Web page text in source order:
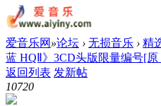
爱音乐网 »论坛 › 无损音乐 › 精
蓝 HQⅡ》3CD头版限量编号[原
返回列表 发新帖
10720